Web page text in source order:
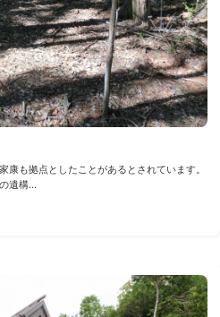
康も拠点としたことがあるとされています。
遺構...